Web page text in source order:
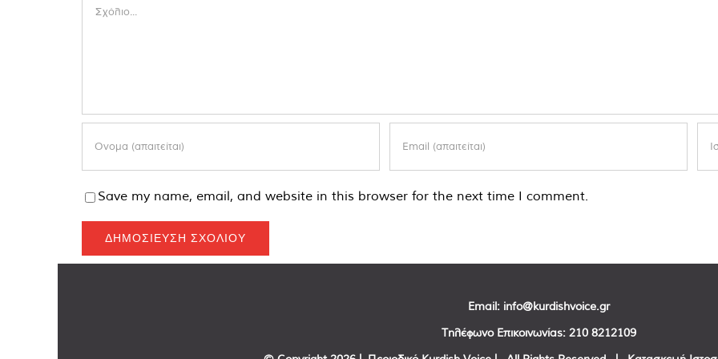
Save my name, email, and website in this browser for the next time I comment.
Email: info@kurdishvoice.gr
Τηλέφωνο Επικοινωνίας: 210 8212109